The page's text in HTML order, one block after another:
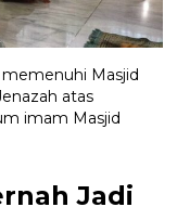
Masjid
atas
imam Masjid
Jadi